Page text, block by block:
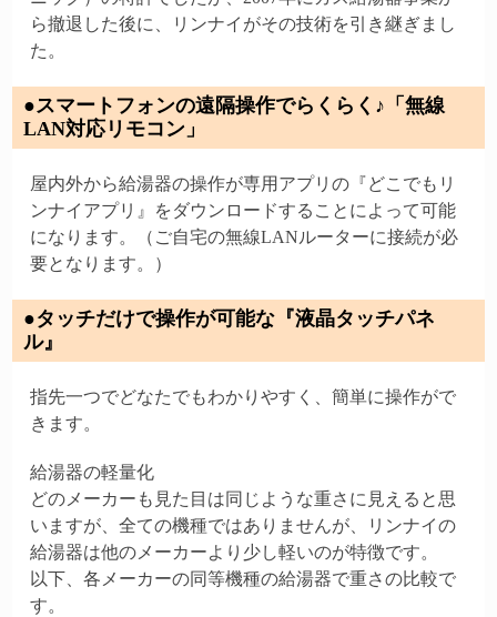
ら撤退した後に、リンナイがその技術を引き継ぎまし
た。
●スマートフォンの遠隔操作でらくらく♪「無線
LAN対応リモコン」
屋内外から給湯器の操作が専用アプリの『どこでもリ
ンナイアプリ』をダウンロードすることによって可能
になります。（ご自宅の無線LANルーターに接続が必
要となります。）
●タッチだけで操作が可能な『液晶タッチパネ
ル』
指先一つでどなたでもわかりやすく、簡単に操作がで
きます。
給湯器の軽量化
どのメーカーも見た目は同じような重さに見えると思
いますが、全ての機種ではありませんが、リンナイの
給湯器は他のメーカーより少し軽いのが特徴です。
以下、各メーカーの同等機種の給湯器で重さの比較で
す。